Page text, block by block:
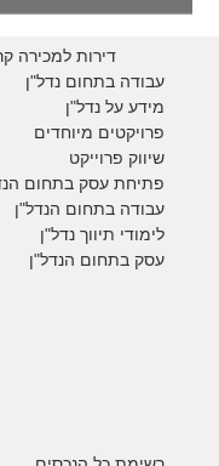
דירות למכירה
עבודה בתחום נדל"ן
מידע על נדל"ן
פרויקטים מיוחדים
שיווק פרוייקט
פתיחת עסק בתחום
עבודה בתחום הנדל"ן
לימודי תיווך נדל"ן
עסק בתחום הנדל"ן